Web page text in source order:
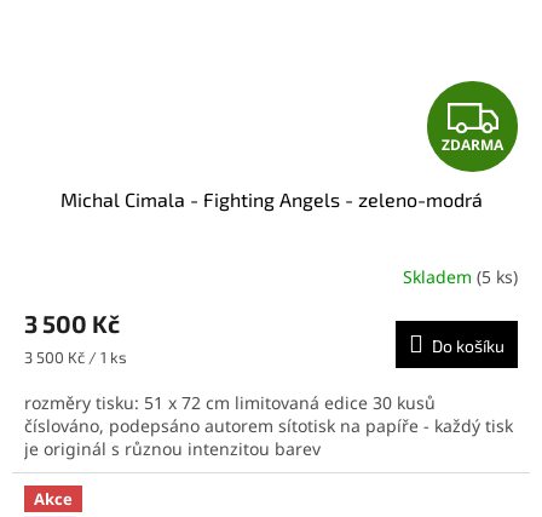
Z
D
R
M
A
ZDARMA
Michal Cimala - Fighting Angels - zeleno-modrá
Skladem (5 ks)
3 500 Kč
Měrná
3 500 Kč / 1 ks
Do košíku
rozměry tisku: 51 x 72 cm limitovaná edice 30 kusů
číslováno, podepsáno autorem sítotisk na papíře - každý tisk
je originál s různou intenzitou barev
Akce